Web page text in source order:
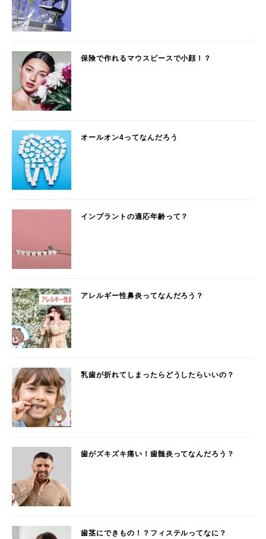
保険で作れるマウスピースで小顔！？
オールオン4ってなんだろう
インプラントの適応年齢って？
アレルギー性鼻炎ってなんだろう？
乳歯が折れてしまったらどうしたらいいの？
歯がズキズキ痛い！歯髄炎ってなんだろう？
歯茎にできもの！？フィステルってなに？